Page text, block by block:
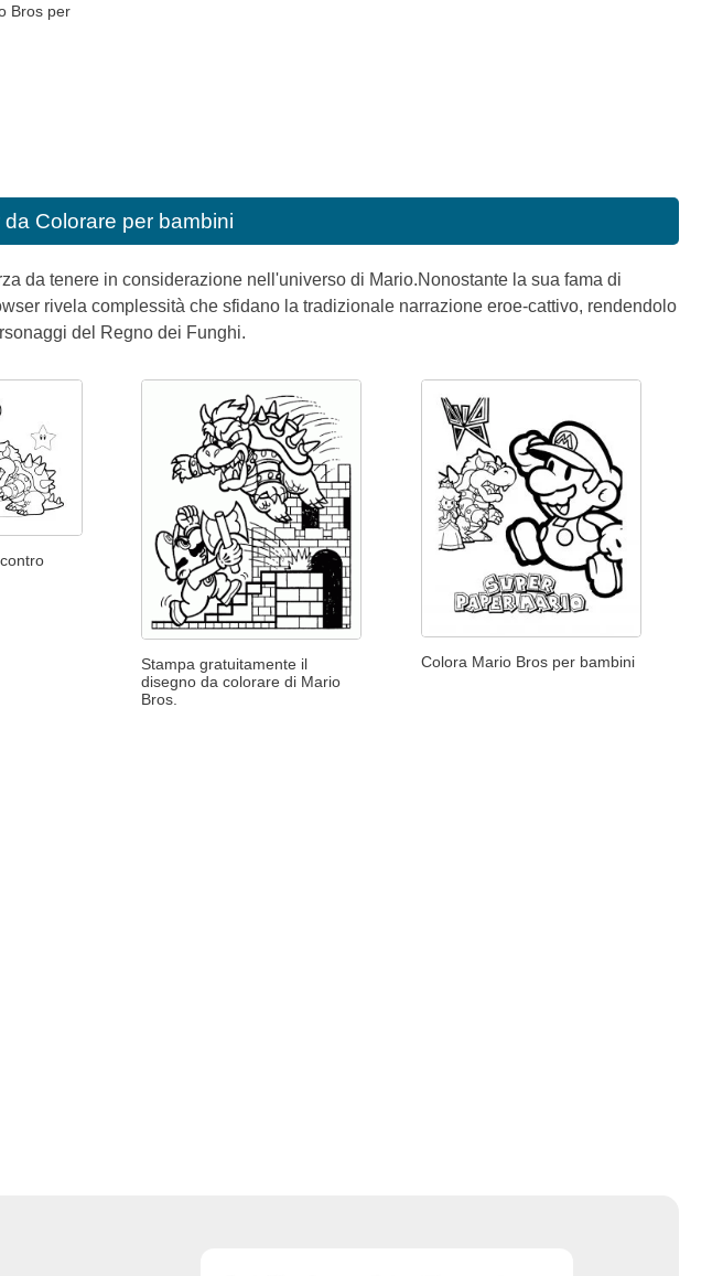
Bros per
Colorare per bambini
da tenere in considerazione nell'universo di Mario.Nonostante la sua fama di
rivela complessità che sfidano la tradizionale narrazione eroe-cattivo, rendendolo
del Regno dei Funghi.
Stampa gratuitamente il
disegno da colorare di Mario
Bros.
Colora Mario Bros per bambini